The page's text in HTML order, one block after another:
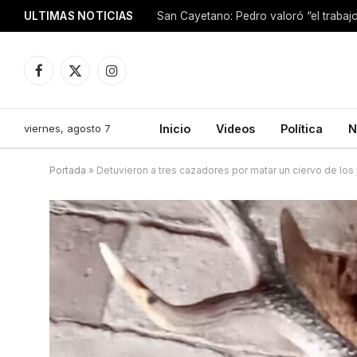
ULTIMAS NOTICIAS
Facebook
X
Instagram
viernes, agosto 7 Inicio Videos Política
Portada » Detuvieron a tres cazadores por matar un ciervo de los